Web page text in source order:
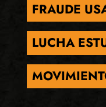
FRAUDE
LUCHA